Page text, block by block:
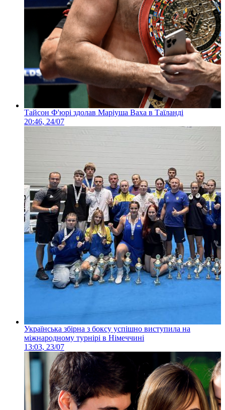
Тайсон Ф'юрі здолав Маріуша Ваха в Таїланді
20:46, 24/07
Українська збірна з боксу успішно виступила на
міжнародному турнірі в Німеччині
13:03, 23/07